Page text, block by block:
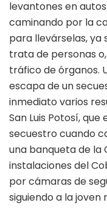
levantones en
caminando por la
para llevárselas, ya
trata de personas
tráfico de órganos.
escapa de un
inmediato varios
San Luis Potosí,
secuestro cuando
una banqueta de la
instalaciones del
por cámaras de
siguiendo a la joven